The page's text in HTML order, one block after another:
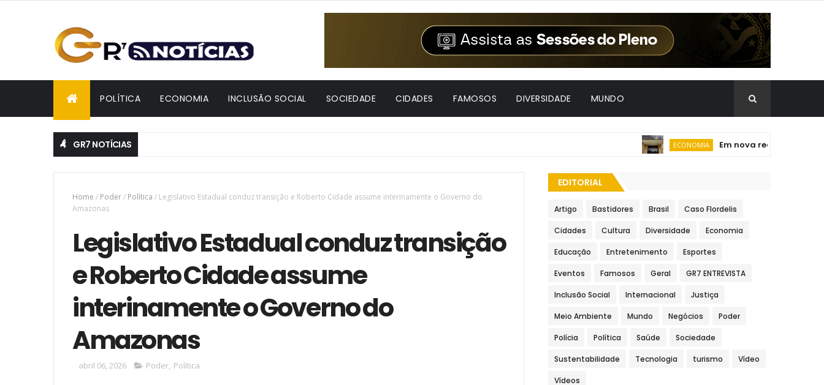
POLÍTICA ECONOMIA INCLUSÃO SOCIAL SOCIEDADE CIDADES FAMOSOS DIVERSIDADE MUNDO
GR7 NOTÍCIAS ECONOMIA Em nova redução, Copom
Home / Poder/ Política / Legislativo Estadual conduz transição e Roberto Cidade assume interinamente o Governo do
Amazonas
Legislativo Estadual conduz transição
e Roberto Cidade assume
interinamente o Governo do
Amazonas
abril 06, 2026 Poder, Política
EDITORIAL
Artigo Bastidores Brasil Caso Flordelis
Cidades Cultura Diversidade Economia
Educação Entretenimento Esportes
Eventos Famosos Geral GR7 ENTREVISTA
Inclusão Social Internacional Justiça
Meio Ambiente Mundo Negócios Poder
Polícia Política Saúde Sociedade
Sustentabilidade Tecnologia turismo Vídeo
Vídeos